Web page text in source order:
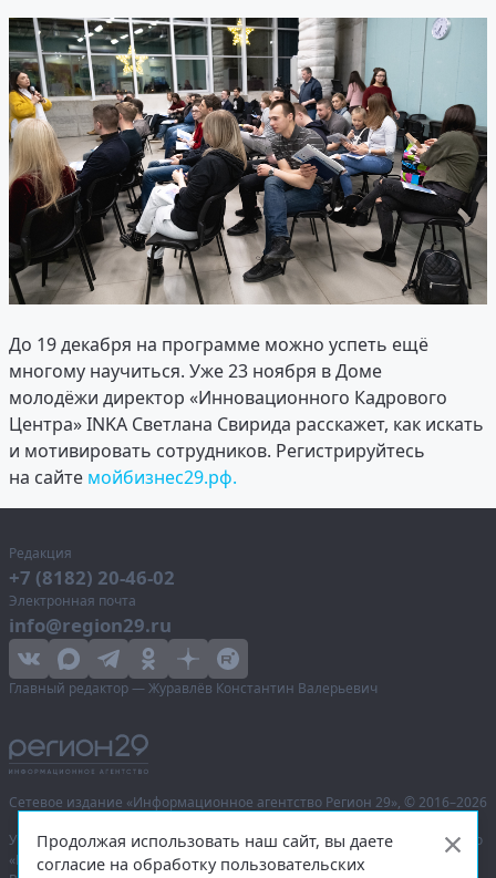
До 19 декабря на программе можно успеть ещё
многому научиться. Уже 23 ноября в Доме
молодёжи директор «Инновационного Кадрового
Центра» INKA Светлана Свирида расскажет, как искать
и мотивировать сотрудников. Регистрируйтесь
на сайте мойбизнес29.рф.
Редакция
+7 (8182) 20-46-02
Электронная почта
info@region29.ru
Главный редактор — Журавлёв Константин Валерьевич
Сетевое издание «Информационное агентство Регион 29», © 2016–2026
Учредитель — общество с ограниченной ответственностью «Агентство
«Правда Севера».
Продолжая использовать наш сайт, вы даете
согласие на обработку пользовательских